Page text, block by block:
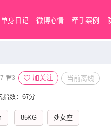
单身日记 微博心情 牵手案例
3 加关注 当前离线
指数：67分
85KG 处女座